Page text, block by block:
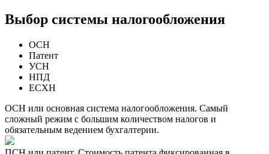
Выбор системы налогообложения
ОСН
Патент
УСН
НПД
ЕСХН
ОСН или основная система налогообложения. Самый
сложный режим с большим количеством налогов и
обязательным ведением бухгалтерии.